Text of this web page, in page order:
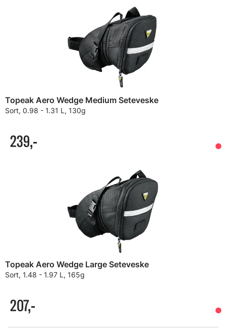
Topeak Aero Wedge Medium Seteveske
Sort, 0.98 - 1.31 L, 130g
239,-
Topeak Aero Wedge Large Seteveske
Sort, 1.48 - 1.97 L, 165g
207,-